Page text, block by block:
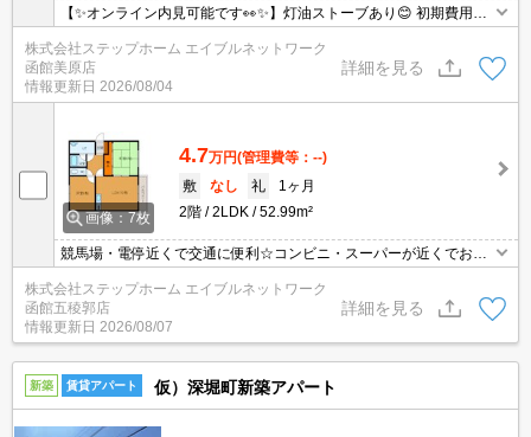
【✨オンライン内見可能です👀✨】灯油ストーブあり😊 初期費用を
株式会社ステップホーム エイブルネットワーク
函館美原店
情報更新日 2026/08/04
詳細を見る
画像：7枚
4.7万円(管理費等：--)
敷
なし 礼
1ヶ月
2階
2LDK 52.99m²
競馬場・電停近くで交通に便利☆コンビニ・スーパーが近くでお買
株式会社ステップホーム エイブルネットワーク
函館五稜郭店
情報更新日 2026/08/07
詳細を見る
新築 賃貸アパート 仮）深堀町新築アパート